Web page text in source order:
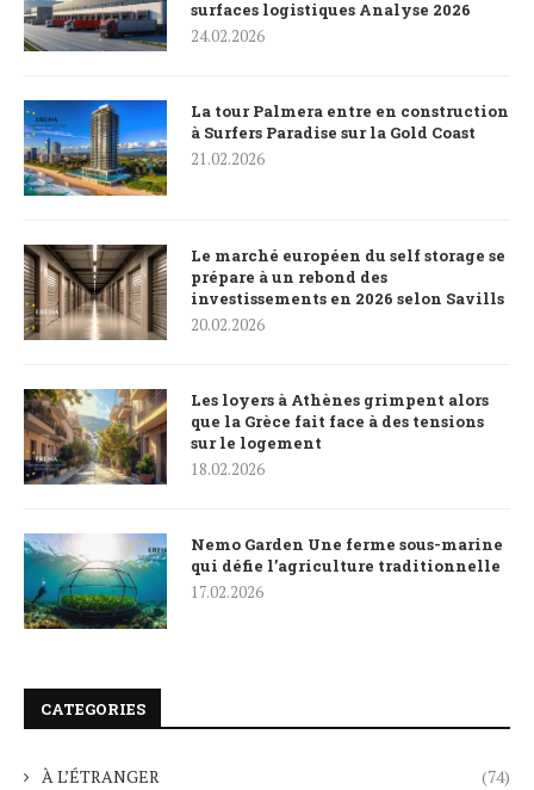
surfaces logistiques Analyse 2026
24.02.2026
La tour Palmera entre en construction
à Surfers Paradise sur la Gold Coast
21.02.2026
Le marché européen du self storage se
prépare à un rebond des
investissements en 2026 selon Savills
20.02.2026
Les loyers à Athènes grimpent alors
que la Grèce fait face à des tensions
sur le logement
18.02.2026
Nemo Garden Une ferme sous-marine
qui défie l’agriculture traditionnelle
17.02.2026
CATEGORIES
À L’ÉTRANGER (74)